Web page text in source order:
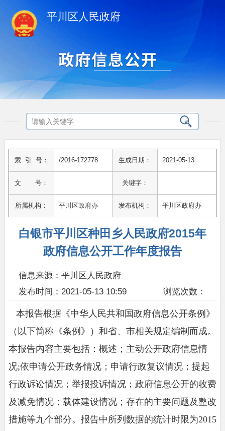
平川区人民政府
索 引 号： /2016-172778 生成日期： 2021-05-13
文 号： 关键字：
所属机构： 平川区政府办 发布机构： 平川区政府办
白银市平川区种田乡人民政府2015年
政府信息公开工作年度报告
信息来源：平川区人民政府
发布时间：2021-05-13 10:59
浏览次数：
本报告根据《中华人民共和国政府信息公开条例》
（以下简称《条例》）和省、市相关规定编制而成。
本报告内容主要包括：概述；主动公开政府信息情
况;依申请公开政务情况；申请行政复议情况；提起
行政诉讼情况；举报投诉情况；政府信息公开的收费
及减免情况；载体建设情况；存在的主要问题及整改
措施等九个部分。报告中所列数据的统计时限为2015